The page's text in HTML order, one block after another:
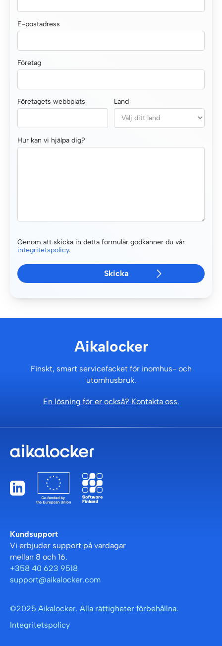
E-postadress
Företag
Företagets webbplats Land
Hur kan vi hjälpa dig?
Genom att skicka in detta formulär godkänner du vår
integritetspolicy.
Aikalocker
Finskt, smart servicefacket för inomhus- och
utomhusbruk.
En lösning för er också? Kontakta oss.
Kundsupport
Vi erbjuder support på vardagar
mellan 8 och 16.
+358 40 623 9518
support@aikalocker.com
©2025 Aikalocker. Alla rättigheter förbehållna.
Integritetspolicy